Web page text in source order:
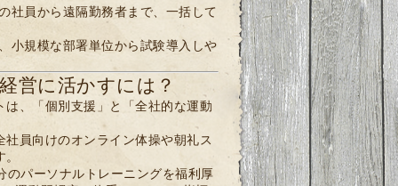
社員から遠隔勤務者まで、一括して
小規模な部署単位から試験導入しや
営に活かすには？
、「個別支援」と「全社的な運動
員向けのオンライン体操や朝礼ス
パーソナルトレーニングを福利厚